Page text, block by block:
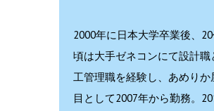
2000年に日本大学卒業後、
頃は大手ゼネコンにて設計職
工管理職を経験し、あめりか
目として2007年から勤務。